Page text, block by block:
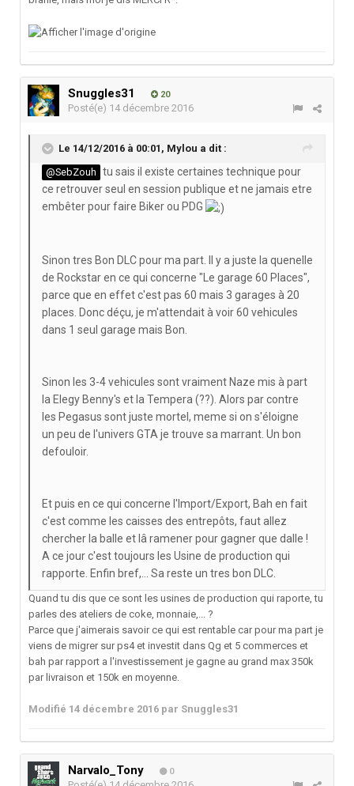
Snuggles31 20
Posté(e) 14 décembre 2016
Le 14/12/2016 à 00:01, Mylou a dit :
@SebZouh tu sais il existe certaines technique pour
ce retrouver seul en session publique et ne jamais etre
embêter pour faire Biker ou PDG
Sinon tres Bon DLC pour ma part. Il y a juste la quenelle
de Rockstar en ce qui concerne "Le garage 60 Places",
parce que en effet c'est pas 60 mais 3 garages à 20
places. Donc déçu, je m'attendait à voir 60 vehicules
dans 1 seul garage mais Bon.
Sinon les 3-4 vehicules sont vraiment Naze mis à part
la Elegy Benny's et la Tempera (??). Alors par contre
les Pegasus sont juste mortel, meme si on s'éloigne
un peu de l'univers GTA je trouve sa marrant. Un bon
defouloir.
Et puis en ce qui concerne l'Import/Export, Bah en fait
c'est comme les caisses des entrepôts, faut allez
chercher la balle et lâ ramener pour gagner que dalle !
A ce jour c'est toujours les Usine de production qui
rapporte. Enfin bref,... Sa reste un tres bon DLC.
Quand tu dis que ce sont les usines de production qui raporte, tu
parles des ateliers de coke, monnaie,... ?
Parce que j'aimerais savoir ce qui est rentable car pour ma part je
viens de migrer sur ps4 et investit dans Qg et 5 commerces et
bah par rapport a l'investissement je gagne au grand max 350k
par livraison et 150k en moyenne.
Modifié 14 décembre 2016 par Snuggles31
Narvalo_Tony 0